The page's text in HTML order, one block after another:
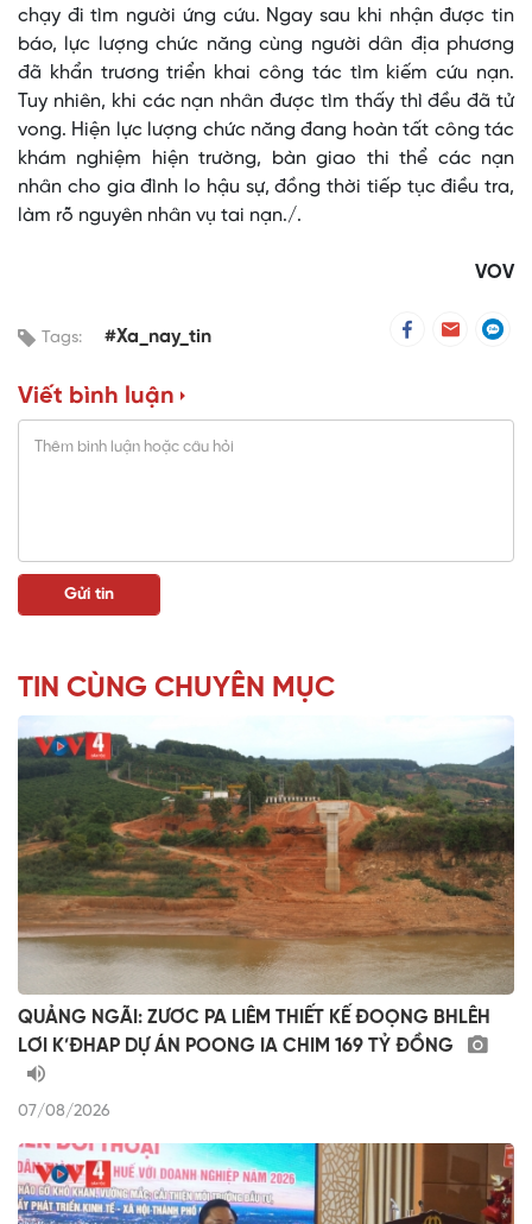
chạy đi tìm người ứng cứu. Ngay sau khi nhận được tin
báo, lực lượng chức năng cùng người dân địa phương
đã khẩn trương triển khai công tác tìm kiếm cứu nạn.
Tuy nhiên, khi các nạn nhân được tìm thấy thì đều đã tử
vong. Hiện lực lượng chức năng đang hoàn tất công tác
khám nghiệm hiện trường, bàn giao thi thể các nạn
nhân cho gia đình lo hậu sự, đồng thời tiếp tục điều tra,
làm rõ nguyên nhân vụ tai nạn./.
VOV
Tags: #Xa_nay_tin
Viết bình luận
TIN CÙNG CHUYÊN MỤC
QUẢNG NGÃI: ZƯƠC PA LIÊM THIẾT KẾ ĐOỌNG BHLÊH
LƠI K’ĐHAP DỰ ÁN POONG IA CHIM 169 TỶ ĐỒNG
07/08/2026